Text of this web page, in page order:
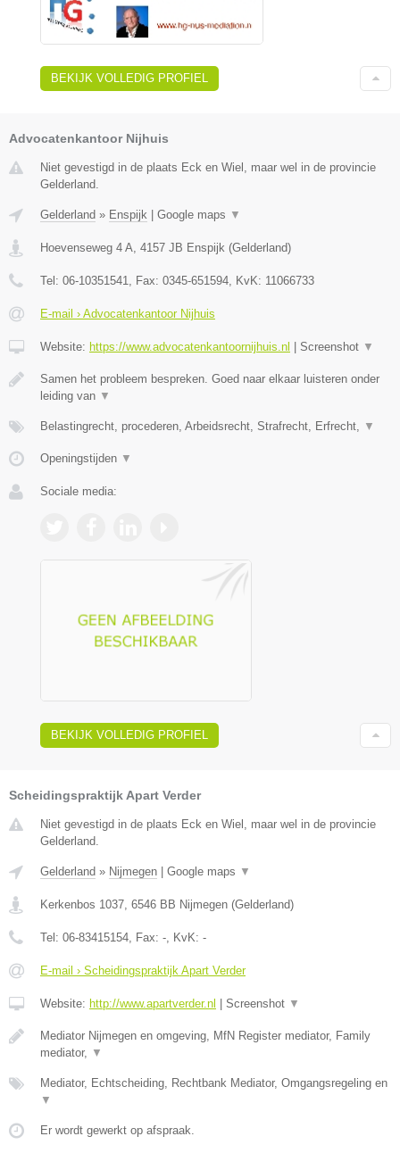
BEKIJK VOLLEDIG PROFIEL
Advocatenkantoor Nijhuis
Niet gevestigd in de plaats Eck en Wiel, maar wel in de provincie
Gelderland.
Gelderland » Enspijk Google maps ▼
Hoevenseweg 4 A 4157 JB Enspijk (Gelderland)
Tel: 06-10351541 , Fax: 0345-651594 , KvK: 11066733
E-mail › Advocatenkantoor Nijhuis
Website: https://www.advocatenkantoornijhuis.nl Screenshot ▼
Samen het probleem bespreken. Goed naar elkaar luisteren onder
leiding van ▼
Belastingrecht, procederen, Arbeidsrecht, Strafrecht, Erfrecht, ▼
Openingstijden ▼
Sociale media:
BEKIJK VOLLEDIG PROFIEL
Scheidingspraktijk Apart Verder
Niet gevestigd in de plaats Eck en Wiel, maar wel in de provincie
Gelderland.
Gelderland » Nijmegen | Google maps ▼
Kerkenbos 1037 6546 BB Nijmegen (Gelderland)
Tel: 06-83415154 , Fax: - , KvK: -
E-mail › Scheidingspraktijk Apart Verder
Website: http://www.apartverder.nl | Screenshot ▼
Mediator Nijmegen en omgeving, MfN Register mediator, Family
mediator,
▼
Mediator, Echtscheiding, Rechtbank Mediator, Omgangsregeling en
▼
Er wordt gewerkt op afspraak.